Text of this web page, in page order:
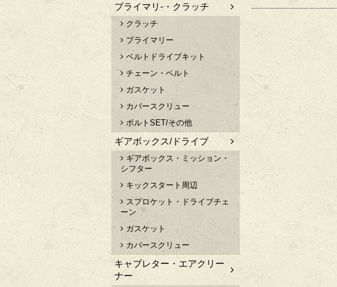
プライマリ-・クラッチ
クラッチ
プライマリー
ベルトドライブキット
チェーン・ベルト
ガスケット
カバースクリュー
ボルトSET/その他
ギアボックス/ドライブ
ギアボックス・ミッション・
シフター
キックスタート周辺
スプロケット・ドライブチェ
ーン
ガスケット
カバースクリュー
キャブレター・エアクリー
ナー